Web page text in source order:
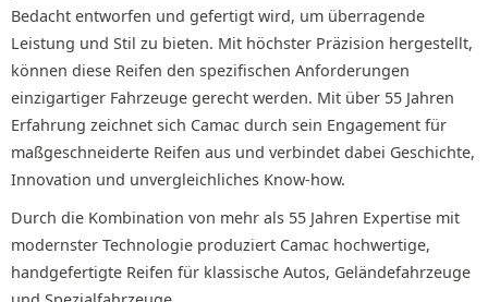
Bedacht entworfen und gefertigt wird, um überragende
Leistung und Stil zu bieten. Mit höchster Präzision hergestellt,
können diese Reifen den spezifischen Anforderungen
einzigartiger Fahrzeuge gerecht werden. Mit über 55 Jahren
Erfahrung zeichnet sich Camac durch sein Engagement für
maßgeschneiderte Reifen aus und verbindet dabei Geschichte,
Innovation und unvergleichliches Know-how.
Durch die Kombination von mehr als 55 Jahren Expertise mit
modernster Technologie produziert Camac hochwertige,
handgefertigte Reifen für klassische Autos, Geländefahrzeuge